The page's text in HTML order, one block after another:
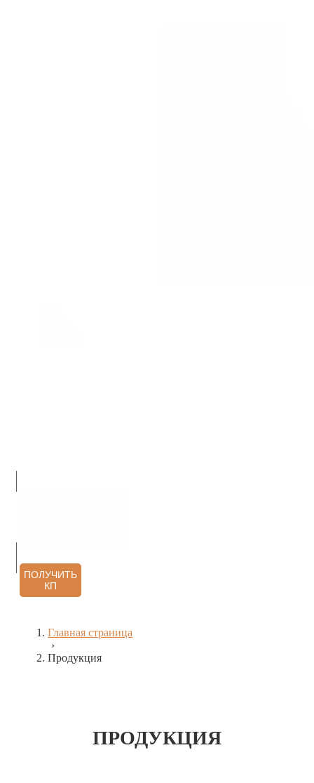
ПОЛУЧИТЬ
КП
Главная страница
›
Продукция
ПРОДУКЦИЯ